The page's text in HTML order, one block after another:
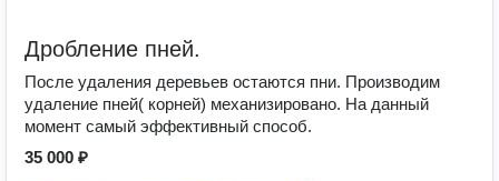
Дробление пней.
После удаления деревьев остаются пни. Производим
удаление пней( корней) механизировано. На данный
момент самый эффективный способ.
35 000 ₽